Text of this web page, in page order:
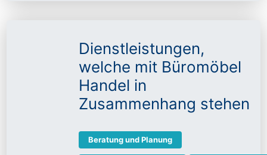
Dienstleistungen,
welche mit Büromöbel
Handel in
Zusammenhang stehen
Beratung und Planung